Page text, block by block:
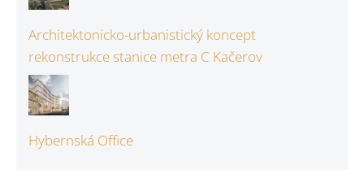
Architektonicko-urbanistický koncept
rekonstrukce stanice metra C Kačerov
Hybernská Office